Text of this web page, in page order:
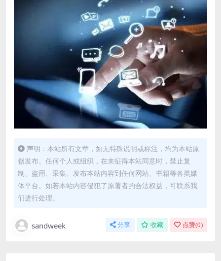
声明：本站所有文章，如无特殊说明或标注，均为本站原
创发布。任何个人或组织，在未征得本站同意时，禁止复
制、盗用、采集、发布本站内容到任何网站、书籍等各类媒
体平台。如若本站内容侵犯了原著者的合法权益，可联系我
们进行处理。
sandweek 分享 收藏 点赞(0)